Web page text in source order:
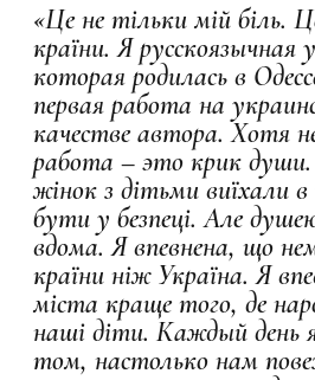
«Це не тільки мій біль.
країни. Я русскоязычная
которая родилась в
первая работа на
качестве автора. Хотя
работа – это крик
жінок з дітьми виїхали
бути у безпеці. Але
вдома. Я впевнена, що
країни ніж Україна. Я
міста краще того, де
наші діти. Каждый день
том, настолько нам